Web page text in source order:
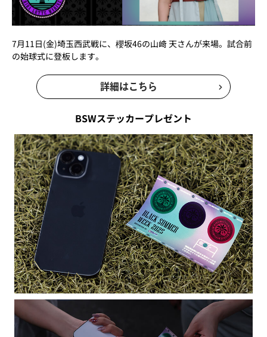
7月11日(金)埼玉西武戦に、櫻坂46の山﨑 天さんが来場。試合前
の始球式に登板します。
詳細はこちら
BSWステッカープレゼント